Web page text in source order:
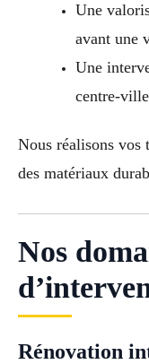
Une
avant une
Une
centre-
Nous réalisons vos
des matériaux
Nos
Rénovation